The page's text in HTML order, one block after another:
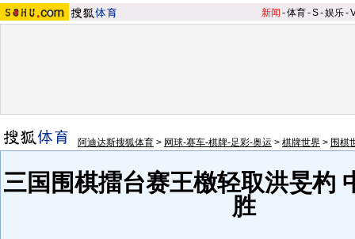
新闻 -体育-S-娱乐-
阿迪达斯搜狐体育 > 网球-赛车-棋牌-足彩-奥运 > 棋牌世界 > 围棋
三国围棋擂台赛王檄轻取洪旻杓
胜